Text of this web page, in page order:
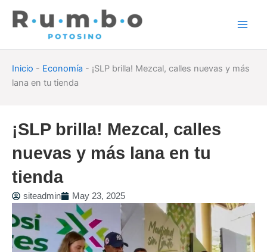
Inicio - Economía - ¡SLP brilla! Mezcal, calles nuevas y más
lana en tu tienda
¡SLP brilla! Mezcal, calles
nuevas y más lana en tu
tienda
siteadmin May 23, 2025